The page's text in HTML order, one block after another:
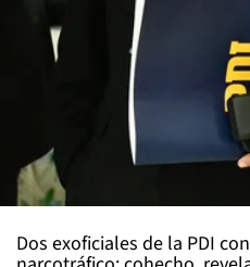
Dos exoficiales de la PDI